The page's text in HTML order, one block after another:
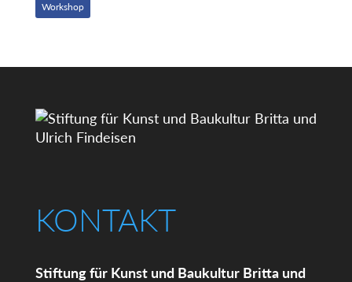
Workshop
KONTAKT
Stiftung für Kunst und Baukultur Britta und